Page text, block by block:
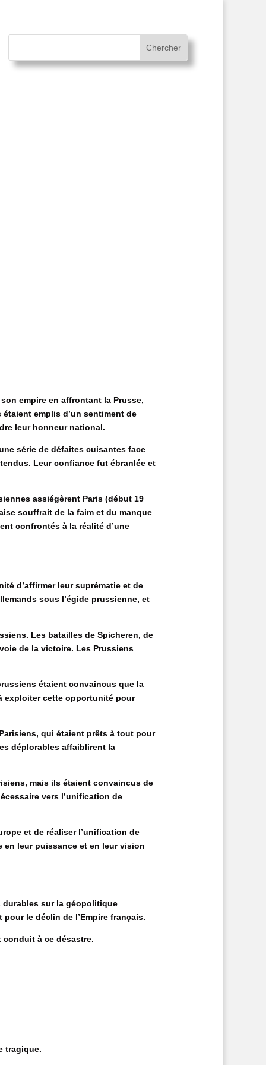
empire en affrontant la Prusse,
emplis d’un sentiment de
leur honneur national.
série de défaites cuisantes face
Leur confiance fut ébranlée et
assiégèrent Paris (début 19
souffrait de la faim et du manque
confrontés à la réalité d’une
d’affirmer leur suprématie et de
sous l’égide prussienne, et
Les batailles de Spicheren, de
de la victoire. Les Prussiens
étaient convaincus que la
exploiter cette opportunité pour
qui étaient prêts à tout pour
déplorables affaiblirent la
mais ils étaient convaincus de
vers l’unification de
et de réaliser l’unification de
en leur puissance et en leur vision
durables sur la géopolitique
le déclin de l’Empire français.
à ce désastre.
tragique.